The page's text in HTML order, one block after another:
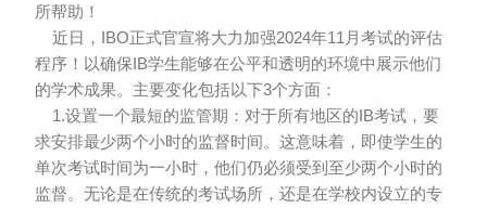
所帮助！
近日，IBO正式官宣将大力加强2024年11月考试的评估
程序！以确保IB学生能够在公平和透明的环境中展示他们
的学术成果。主要变化包括以下3个方面：
1.设置一个最短的监管期：对于所有地区的IB考试，要
求安排最少两个小时的监督时间。这意味着，即使学生的
单次考试时间为一小时，他们仍必须受到至少两个小时的
监督。无论是在传统的考试场所，还是在学校内设立的专